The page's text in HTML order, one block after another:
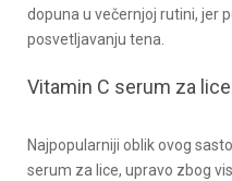
dopuna u večernjoj rutini, jer
posvetljavanju tena.
Vitamin C serum za
Najpopularniji oblik ovog
serum za lice, upravo zbog